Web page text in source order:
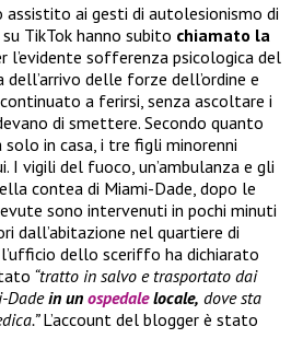
ai gesti di autolesionismo di
TikTok hanno subito chiamato la
l’evidente sofferenza psicologica del
delle forze dell’ordine e
a ferirsi, senza ascoltare i
di smettere. Secondo quanto
in casa, i tre figli minorenni
I vigili del fuoco, un’ambulanza e gli
contea di Miami-Dade, dopo le
sono intervenuti in pochi minuti
dall’abitazione nel quartiere di
dello sceriffo ha dichiarato
“tratto in salvo e trasportato dai
Dadein un ospedalelocale, dove sta
L’account del blogger è stato